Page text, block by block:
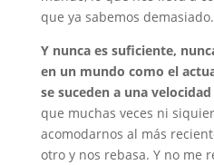
que ya sabemos demasiado.
Y nunca es suficiente,
en un mundo como el
se suceden a una
que muchas veces ni
acomodarnos al más
otro y nos rebasa. Y no me